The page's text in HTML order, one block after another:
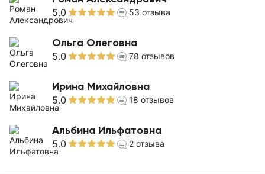
5.0 53 отзыва
Ольга Олеговна
5.0 78 отзывов
Ирина Михайловна
5.0 18 отзывов
Альбина Ильфатовна
5.0 2 отзыва